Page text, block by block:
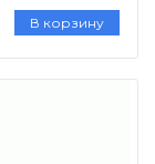
В корзину